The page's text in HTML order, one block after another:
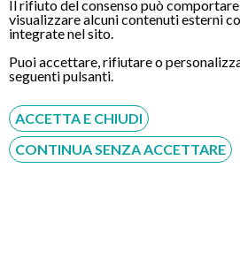
Il rifiuto del consenso può
visualizzare alcuni contenuti esterni
integrate nel sito.
Puoi accettare, rifiutare o
seguenti pulsanti.
ACCETTA E CHIUDI
CONTINUA SENZA ACCETTARE
Fatti richiamare
Inserisci il tuo numero, ti richiameremo